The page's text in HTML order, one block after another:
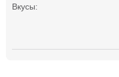
Вкусы: